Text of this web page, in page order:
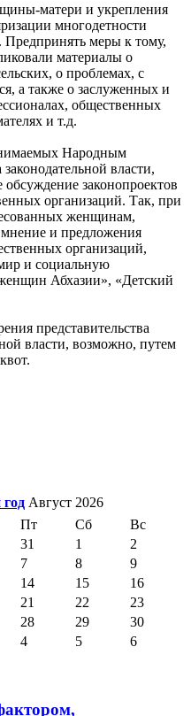
матери и укрепления
многодетности
Предпринять меры к тому,
материалы о
о проблемах, с
а также о заслуженных и
общественных
и т.д.
Народным
власти,
законопроектов
организаций. Так, при
женщинам,
и предложения
организаций,
и социальную
Абхазии», «Детский
представительства
власти, возможно, путем
Август 2026
Пт Сб
Вс
31 1
2
7 8
9
14 15
16
21 22
23
28 29
30
4 5 6